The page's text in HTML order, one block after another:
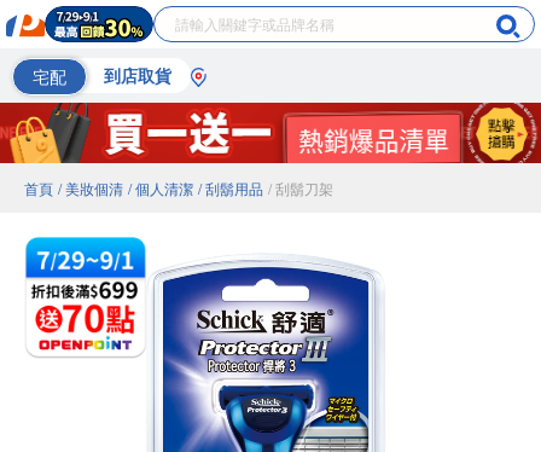
宅配 到店取貨
首頁 / 美妝個清 / 個人清潔 / 刮鬍用品 / 刮鬍刀架